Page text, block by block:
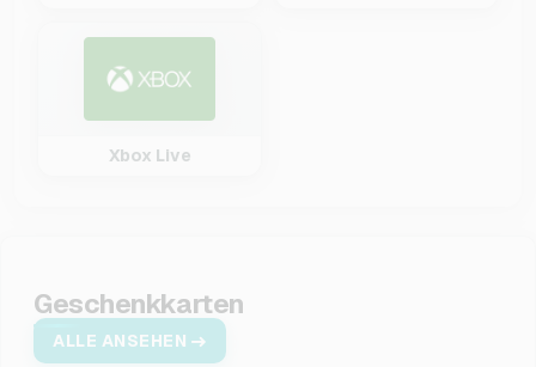
Xbox Live
Geschenkkarten
ALLE ANSEHEN